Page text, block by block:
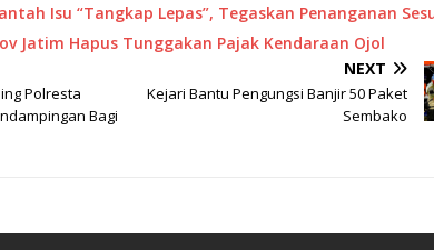
Isu “Tangkap Lepas”, Tegaskan Penanganan
Jatim Hapus Tunggakan Pajak Kendaraan Ojol
Polresta
Bagi
NEXT
Kejari Bantu Pengungsi Banjir 50 Paket
Sembako